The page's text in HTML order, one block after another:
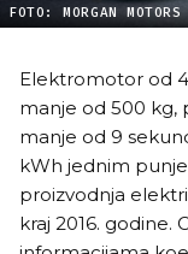
FOTO: MORGAN MOTORS
Elektromotor od
manje od 500 kg,
manje od 9
kWh jednim
proizvodnja
kraj 2016. godine.